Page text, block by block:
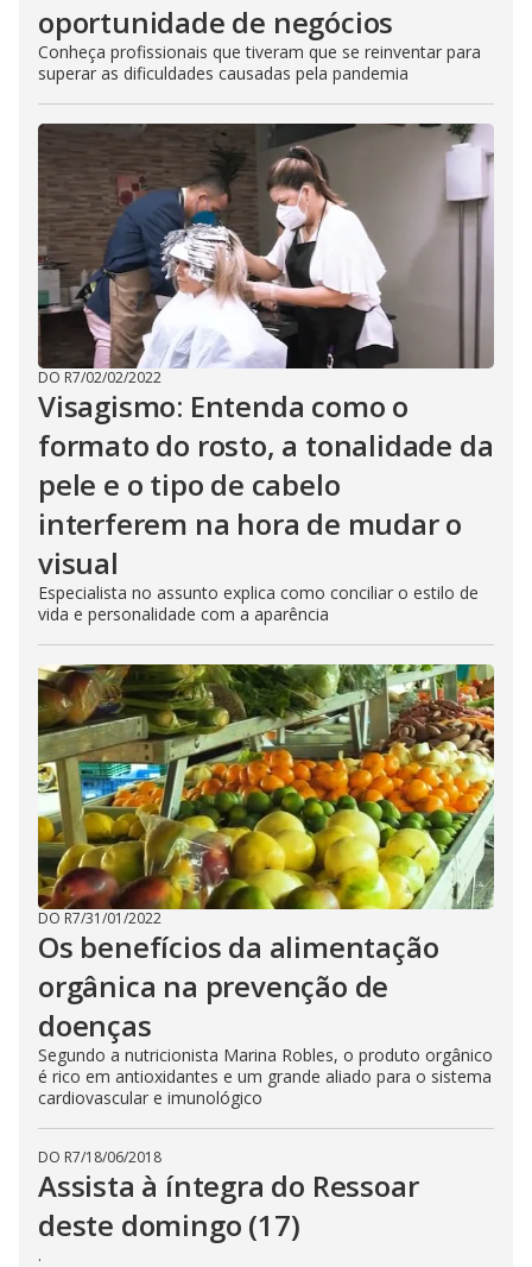
oportunidade de negócios
Conheça profissionais que tiveram que se reinventar para
superar as dificuldades causadas pela pandemia
DO R7/02/02/2022
Visagismo: Entenda como o
formato do rosto, a tonalidade da
pele e o tipo de cabelo
interferem na hora de mudar o
visual
Especialista no assunto explica como conciliar o estilo de
vida e personalidade com a aparência
DO R7/31/01/2022
Os benefícios da alimentação
orgânica na prevenção de
doenças
Segundo a nutricionista Marina Robles, o produto orgânico
é rico em antioxidantes e um grande aliado para o sistema
cardiovascular e imunológico
DO R7/18/06/2018
Assista à íntegra do Ressoar
deste domingo (17)
.